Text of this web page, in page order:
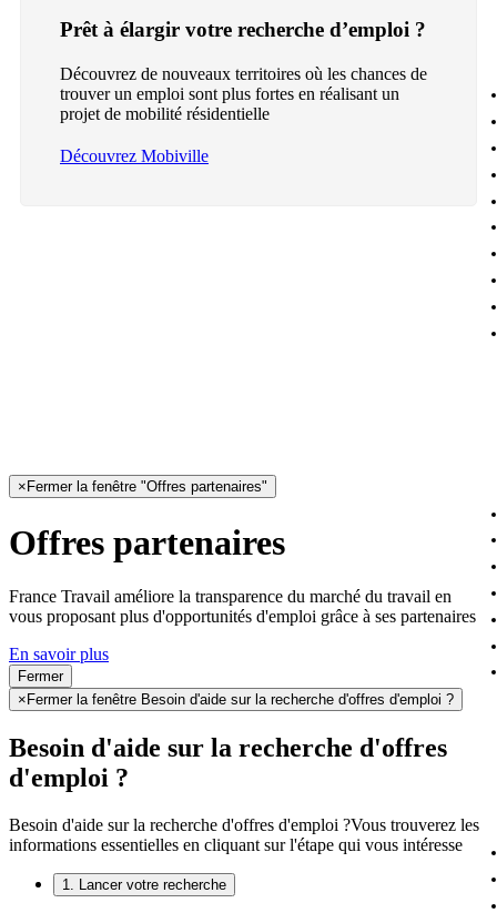
Prêt à élargir votre recherche d’emploi ?
Découvrez de nouveaux territoires où les chances de
trouver un emploi sont plus fortes en réalisant un
projet de mobilité résidentielle
Découvrez Mobiville
× Fermer la fenêtre "Offres partenaires"
Offres partenaires
France Travail améliore la transparence du marché du travail en
vous proposant plus d'opportunités d'emploi grâce à ses partenaires
En savoir plus
Fermer
× Fermer la fenêtre Besoin d'aide sur la recherche d'offres d'emploi ?
Besoin d'aide sur la recherche d'offres
d'emploi ?
Besoin d'aide sur la recherche d'offres d'emploi ?Vous trouverez les
informations essentielles en cliquant sur l'étape qui vous intéresse
1. Lancer votre recherche